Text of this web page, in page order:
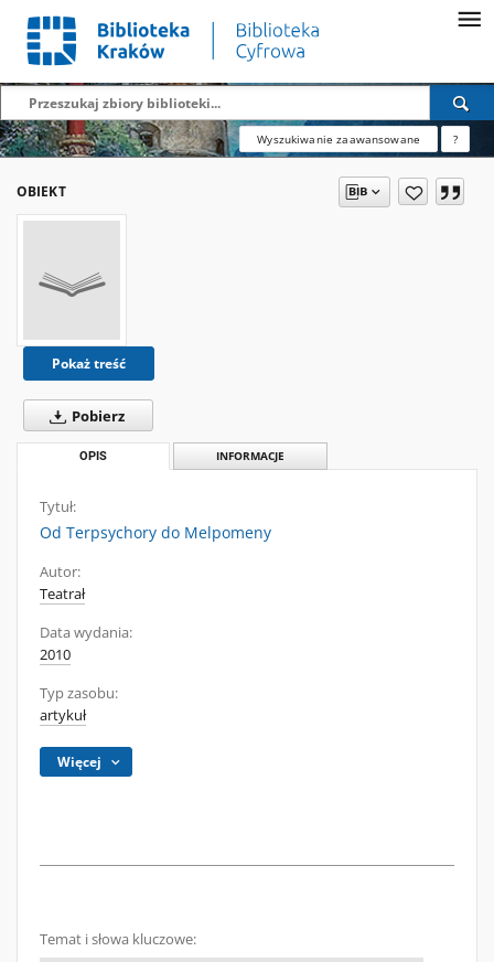
Wyszukiwanie zaawansowane ?
OBIEKT
Pokaż treść
Pobierz
OPIS INFORMACJE
Tytuł:
Od Terpsychory do Melpomeny
Autor:
Teatrał
Data wydania:
2010
Typ zasobu:
artykuł
Więcej
Temat i słowa kluczowe: